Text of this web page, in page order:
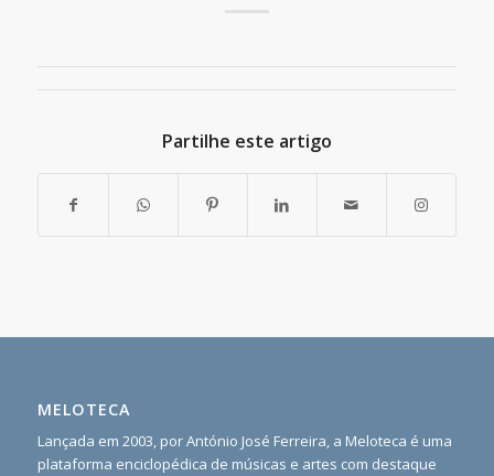
Partilhe este artigo
MELOTECA
Lançada em 2003, por António José Ferreira, a Meloteca é uma
plataforma enciclopédica de músicas e artes com destaque